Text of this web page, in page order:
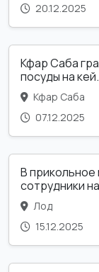
20.12.2025
Кфар Саба
посуды на
Кфар Саба
07.12.2025
В
сотрудники
Лод
15.12.2025